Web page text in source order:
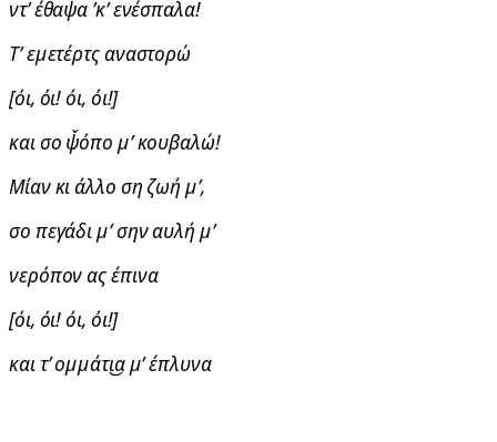
ντ’ έθαψα ’κ’ ενέσπαλα!
Τ’ εμετέρτς αναστορώ
[όι, όι! όι, όι!]
και σο ψ̌όπο μ’ κουβαλώ!
Μίαν κι άλλο ση ζωή μ’,
σο πεγάδι μ’ σην αυλή μ’
νερόπον ας έπινα
[όι, όι! όι, όι!]
και τ’ ομμάτι͜α μ’ έπλυνα